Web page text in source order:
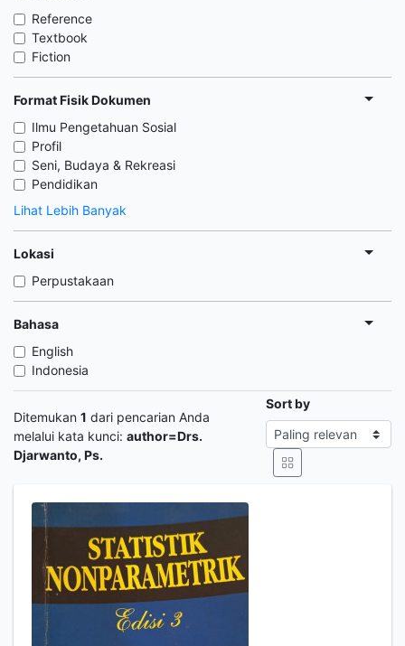
Reference
Textbook
Fiction
Format Fisik Dokumen
Ilmu Pengetahuan Sosial
Profil
Seni, Budaya & Rekreasi
Pendidikan
Lihat Lebih Banyak
Lokasi
Perpustakaan
Bahasa
English
Indonesia
Ditemukan 1 dari pencarian Anda
melalui kata kunci: author=Drs.
Djarwanto, Ps.
Sort by